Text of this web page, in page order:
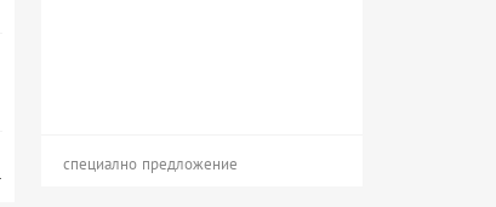
специално предложение